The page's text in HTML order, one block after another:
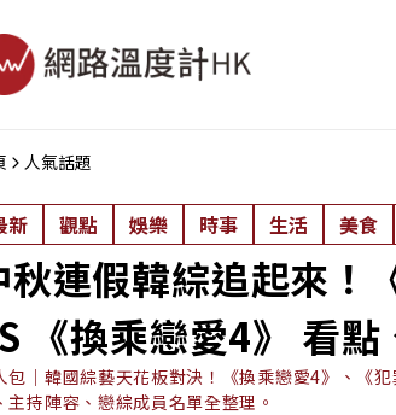
人氣話題
新 觀點 娛樂 時事 生活 美食
秋連假韓綜追起來！
《換乘戀愛4》 看
包｜韓國綜藝天花板對決！《換乘戀愛4》、《
主持陣容、戀綜成員名單全整理。